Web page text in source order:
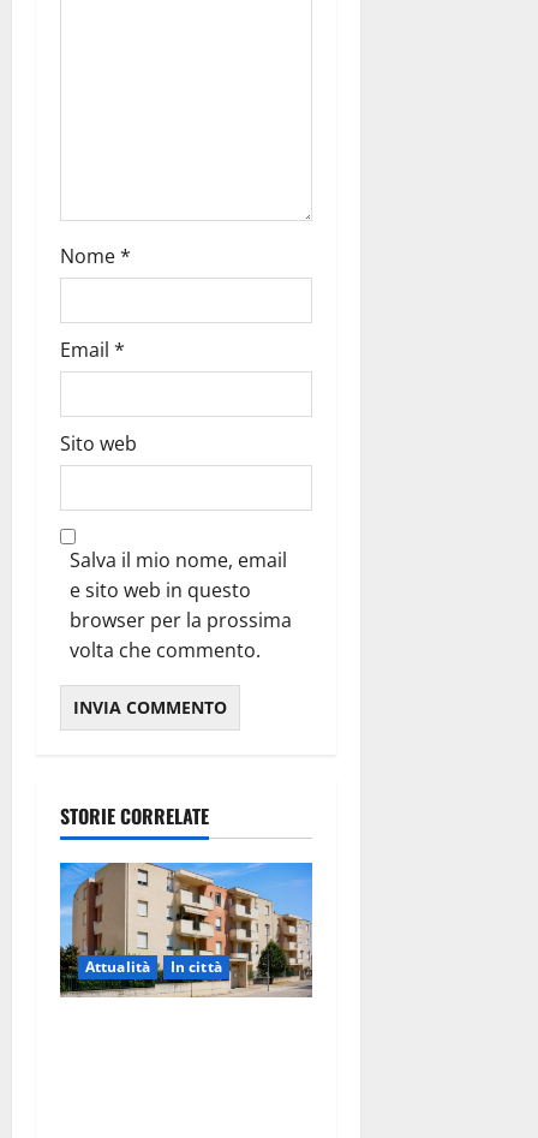
Nome*
Email *
Sito web
Salva il mio nome, email
e sito web in questo
browser per la prossima
volta che commento.
STORIE CORRELATE
Attualità In città